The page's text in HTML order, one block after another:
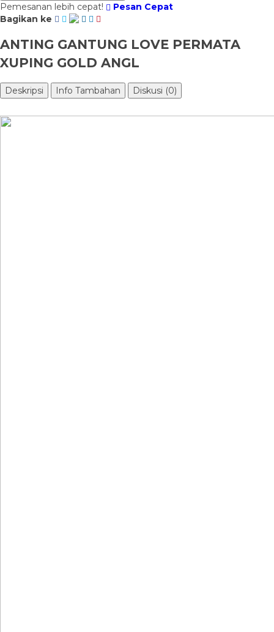
Pemesanan lebih cepat!
Pesan Cepat
Bagikan ke
ANTING GANTUNG LOVE PERMATA
XUPING GOLD ANGL
Deskripsi Info Tambahan Diskusi (0)